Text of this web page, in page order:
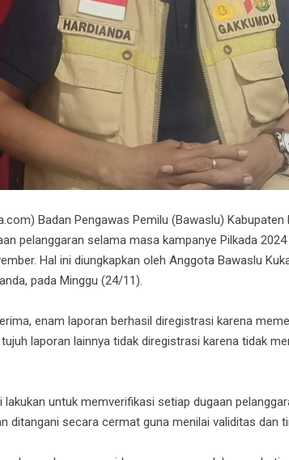
Badan Pengawas Pemilu (Bawaslu)
pelanggaran selama masa kampanye Pilkada
Hal ini diungkapkan oleh Anggota Bawaslu
pada Minggu (24/11).
enam laporan berhasil diregistrasi karena
laporan lainnya tidak diregistrasi karena tidak
untuk memverifikasi setiap dugaan
ditangani secara cermat guna menilai validitas dan